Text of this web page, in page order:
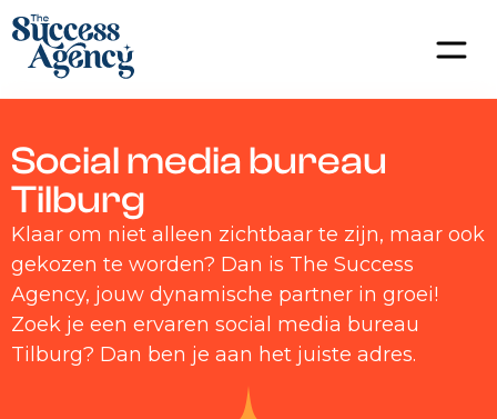
Social media bureau
Tilburg
Klaar om niet alleen zichtbaar te zijn, maar ook
gekozen te worden? Dan is The Success
Agency, jouw dynamische partner in groei!
Zoek je een ervaren social media bureau
Tilburg? Dan ben je aan het juiste adres.